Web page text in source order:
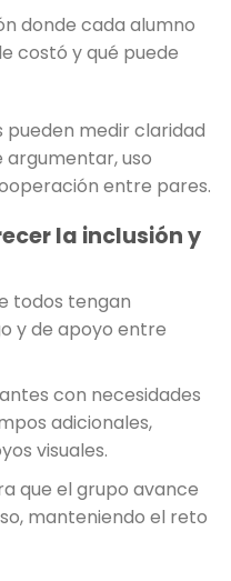
donde cada alumno
costó y qué puede
pueden medir claridad
argumentar, uso
entre pares.
la inclusión y
todos tengan
y de apoyo entre
con necesidades
adicionales,
visuales.
que el grupo avance
manteniendo el reto